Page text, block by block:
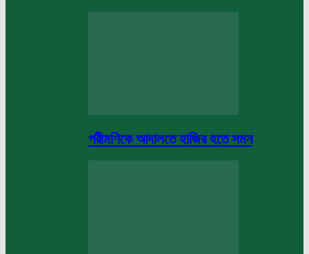
পরীমণিকে আদালতে হাজির হতে সমন